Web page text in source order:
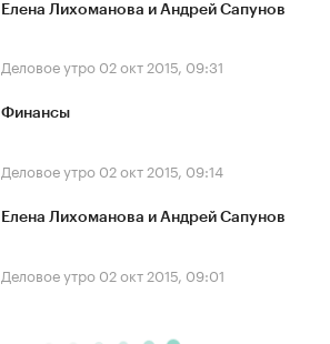
Елена Лихоманова и Андрей Сапунов
Деловое утро 02 окт 2015, 09:31
Финансы
Деловое утро 02 окт 2015, 09:14
Елена Лихоманова и Андрей Сапунов
Деловое утро 02 окт 2015, 09:01